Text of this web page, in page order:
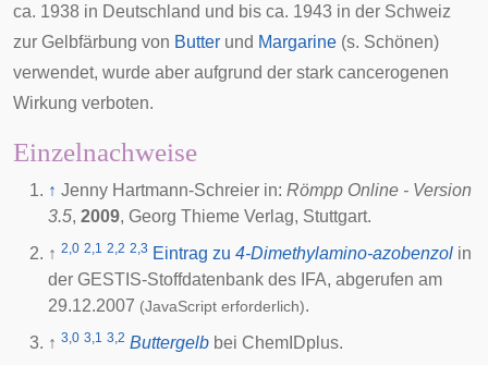
ca. 1938 in Deutschland und bis ca. 1943 in der Schweiz
zur Gelbfärbung von Butter und Margarine (s. Schönen)
verwendet, wurde aber aufgrund der stark cancerogenen
Wirkung verboten.
Einzelnachweise
↑ Jenny Hartmann-Schreier in: Römpp Online - Version
3.5, 2009, Georg Thieme Verlag, Stuttgart.
↑ 2,0 2,1 2,2 2,3 Eintrag zu 4-Dimethylamino-azobenzol in
der GESTIS-Stoffdatenbank des IFA, abgerufen am
29.12.2007 (JavaScript erforderlich).
↑ 3,0 3,1 3,2 Buttergelb bei ChemIDplus.